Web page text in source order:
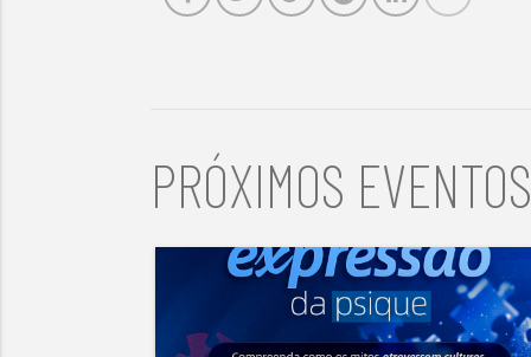
PRÓXIMOS EVENTOS